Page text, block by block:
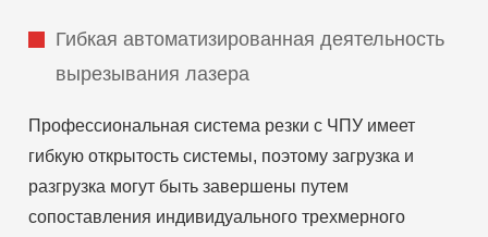
Гибкая автоматизированная деятельность
вырезывания лазера
Профессиональная система резки с ЧПУ имеет
гибкую открытость системы, поэтому загрузка и
разгрузка могут быть завершены путем
сопоставления индивидуального трехмерного